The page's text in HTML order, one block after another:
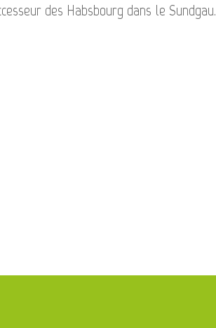
des Habsbourg dans le Sundgau.